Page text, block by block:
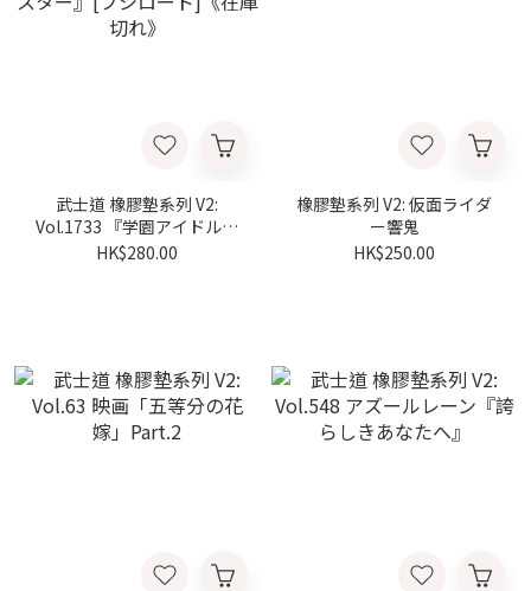
武士道 橡膠墊系列 V2:
Vol.1733 『学園アイドルマ
スター』[ブシロード]《在
HK$280.00
橡膠墊系列 V2: 仮面ライダ
ー響鬼
HK$250.00